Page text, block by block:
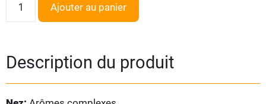
Ajouter au panier
Description du produit